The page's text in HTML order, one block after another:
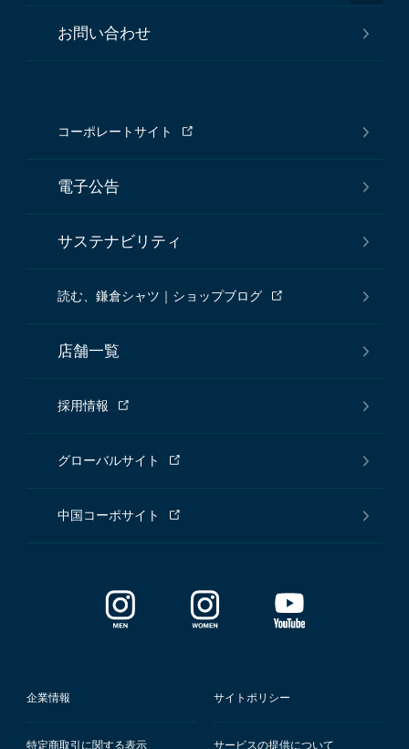
お問い合わせ
コーポレートサイト
電子公告
サステナビリティ
読む、鎌倉シャツ｜ショップブログ
店舗一覧
採用情報
グローバルサイト
中国コーポサイト
企業情報 サイトポリシー
特定商取引に関する表示 サービスの提供について